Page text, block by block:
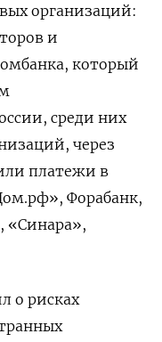
организаций:
и
который
среди них
через
платежи в
Форабанк,
«Синара»,
о рисках